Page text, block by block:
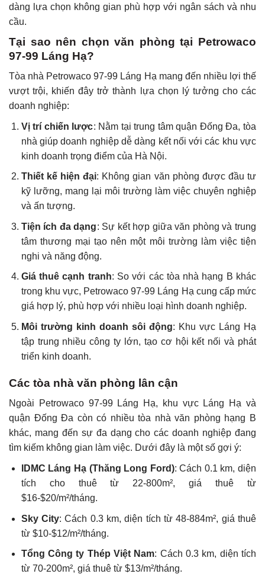
dàng lựa chọn không gian phù hợp với ngân sách và nhu
cầu.
Tại sao nên chọn văn phòng tại Petrowaco
97-99 Láng Hạ?
Tòa nhà Petrowaco 97-99 Láng Hạ mang đến nhiều lợi thế
vượt trội, khiến đây trở thành lựa chọn lý tưởng cho các
doanh nghiệp:
Vị trí chiến lược: Nằm tại trung tâm quận Đống Đa, tòa
nhà giúp doanh nghiệp dễ dàng kết nối với các khu vực
kinh doanh trọng điểm của Hà Nội.
Thiết kế hiện đại: Không gian văn phòng được đầu tư
kỹ lưỡng, mang lại môi trường làm việc chuyên nghiệp
và ấn tượng.
Tiện ích đa dạng: Sự kết hợp giữa văn phòng và trung
tâm thương mại tạo nên một môi trường làm việc tiện
nghi và năng động.
Giá thuê cạnh tranh: So với các tòa nhà hạng B khác
trong khu vực, Petrowaco 97-99 Láng Hạ cung cấp mức
giá hợp lý, phù hợp với nhiều loại hình doanh nghiệp.
Môi trường kinh doanh sôi động: Khu vực Láng Hạ
tập trung nhiều công ty lớn, tạo cơ hội kết nối và phát
triển kinh doanh.
Các tòa nhà văn phòng lân cận
Ngoài Petrowaco 97-99 Láng Hạ, khu vực Láng Hạ và
quận Đống Đa còn có nhiều tòa nhà văn phòng hạng B
khác, mang đến sự đa dạng cho các doanh nghiệp đang
tìm kiếm không gian làm việc. Dưới đây là một số gợi ý:
IDMC Láng Hạ (Thăng Long Ford): Cách 0.1 km, diện
tích cho thuê từ 22-800m², giá thuê từ
$16-$20/m²/tháng.
Sky City: Cách 0.3 km, diện tích từ 48-884m², giá thuê
từ $10-$12/m²/tháng.
Tổng Công ty Thép Việt Nam: Cách 0.3 km, diện tích
từ 70-200m², giá thuê từ $13/m²/tháng.